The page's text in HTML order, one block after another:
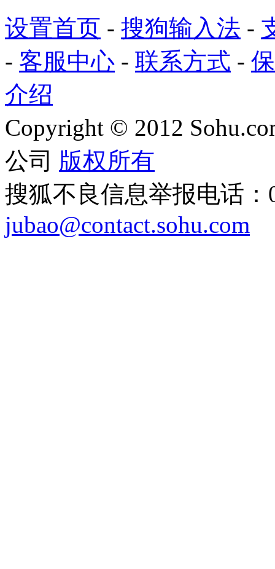
设置首页 - 搜狗输入法 -
- 客服中心 - 联系方式 -
介绍
Copyright © 2012
公司 版权所有
搜狐不良信息举报电话：
jubao@contact.sohu.com